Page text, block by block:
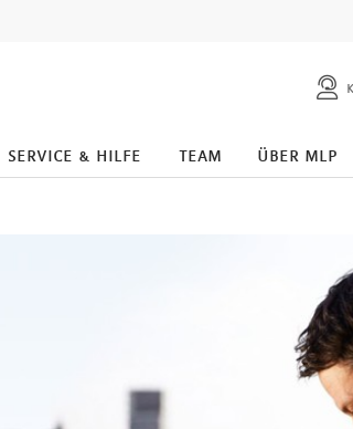
diese
service & hilfe team über mlp